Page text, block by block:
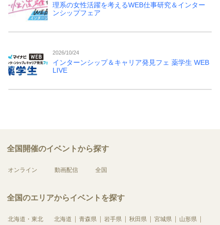
理系の女性活躍を考えるWEB仕事研究＆インター
ンシップフェア
2026/10/24
インターンシップ＆キャリア発見フェ 薬学生 WEB
LIVE
全国開催のイベントから探す
オンライン 動画配信 全国
全国のエリアからイベントを探す
北海道・東北 北海道 青森県 岩手県 秋田県 宮城県
山形県